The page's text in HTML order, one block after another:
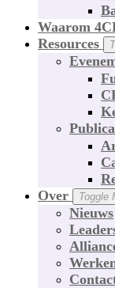
Waarom
Resources
Over
Toggle
Nieuws